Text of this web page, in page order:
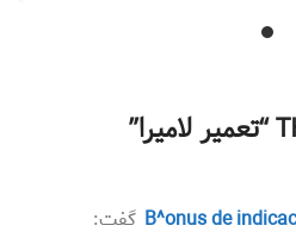
تعمیر لامیرا”
b^onus de گفت: